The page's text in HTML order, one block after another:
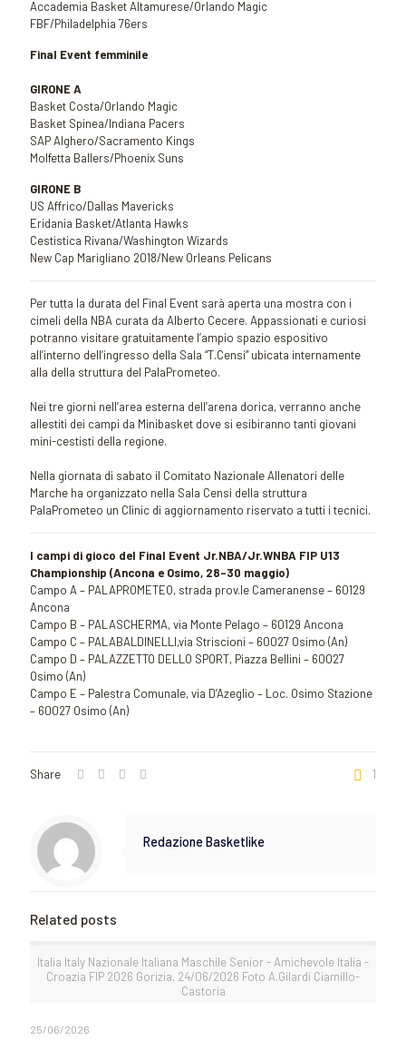
Accademia Basket Altamurese/Orlando Magic
FBF/Philadelphia 76ers
Final Event femminile
GIRONE A
Basket Costa/Orlando Magic
Basket Spinea/Indiana Pacers
SAP Alghero/Sacramento Kings
Molfetta Ballers/Phoenix Suns
GIRONE B
US Affrico/Dallas Mavericks
Eridania Basket/Atlanta Hawks
Cestistica Rivana/Washington Wizards
New Cap Marigliano 2018/New Orleans Pelicans
Per tutta la durata del Final Event sarà aperta una mostra con i
cimeli della NBA curata da Alberto Cecere. Appassionati e curiosi
potranno visitare gratuitamente l’ampio spazio espositivo
all’interno dell’ingresso della Sala “T.Censi” ubicata internamente
alla della struttura del PalaPrometeo.
Nei tre giorni nell’area esterna dell’arena dorica, verranno anche
allestiti dei campi da Minibasket dove si esibiranno tanti giovani
mini-cestisti della regione.
Nella giornata di sabato il Comitato Nazionale Allenatori delle
Marche ha organizzato nella Sala Censi della struttura
PalaPrometeo un Clinic di aggiornamento riservato a tutti i tecnici.
I campi di gioco del Final Event Jr.NBA/Jr.WNBA FIP U13
Championship (Ancona e Osimo, 28-30 maggio)
Campo A – PALAPROMETEO, strada prov.le Cameranense – 60129
Ancona
Campo B – PALASCHERMA, via Monte Pelago – 60129 Ancona
Campo C – PALABALDINELLI,via Striscioni – 60027 Osimo (An)
Campo D – PALAZZETTO DELLO SPORT, Piazza Bellini – 60027
Osimo (An)
Campo E – Palestra Comunale, via D’Azeglio – Loc. Osimo Stazione
– 60027 Osimo (An)
Share 1
Redazione Basketlike
Related posts
Italia Italy Nazionale Italiana Maschile Senior - Amichevole Italia -
Croazia FIP 2026 Gorizia, 24/06/2026 Foto A.Gilardi Ciamillo-
Castoria
25/06/2026